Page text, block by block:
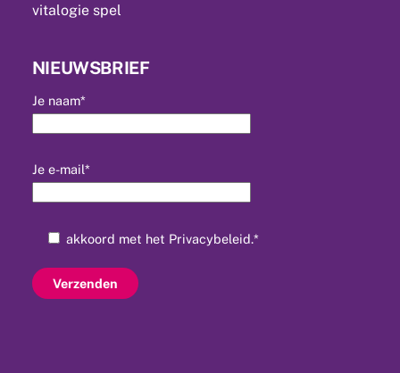
vitalogie spel
NIEUWSBRIEF
Je naam*
Je e-mail*
akkoord met het Privacybeleid.*